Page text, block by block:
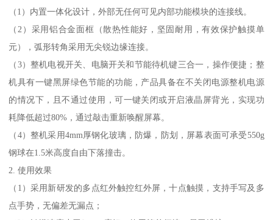
（1）内置一体化设计，外部无任何可见内部功能模块的连接线。
（2）采用铝合金面框（散热性能好，坚固耐用，有效保护触摸单
元），弧形转角采用无尖锐边缘连接。
（3）整机电视开关、电脑开关和节能待机键三合一，操作便捷；整
机具有一键黑屏绿色节能的功能，产品具备在不关闭电源整机电源
的情况下，且不通过使用，可一键关闭或开启液晶屏背光，实现功
耗降低超过80%，通过敲击重新唤醒屏幕。
（4）整机采用4mm厚钢化玻璃，防爆，防划，屏幕表面可承受550g
钢球在1.5米高度自由下落撞击。
2. 使用效果
（1）采用新研发的多点红外触控红外屏，十点触摸，支持手写及多
点手势，无偏差无漏点；